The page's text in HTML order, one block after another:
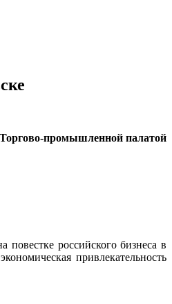
Торгово-промышленной палатой
российского бизнеса в
привлекательность